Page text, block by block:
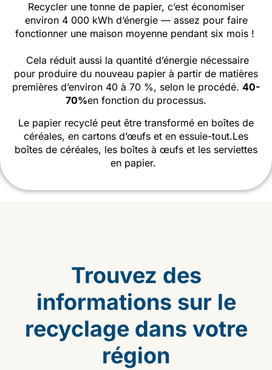
Recycler une tonne de papier, c’est économiser
environ 4 000 kWh d’énergie — assez pour faire
fonctionner une maison moyenne pendant six mois !
Cela réduit aussi la quantité d’énergie nécessaire
pour produire du nouveau papier à partir de matières
premières d’environ 40 à 70 %, selon le procédé. 40-
70%en fonction du processus.
Le papier recyclé peut être transformé en boîtes de
céréales, en cartons d’œufs et en essuie-tout.Les
boîtes de céréales, les boîtes à œufs et les serviettes
en papier.
Trouvez des
informations sur le
recyclage dans votre
région